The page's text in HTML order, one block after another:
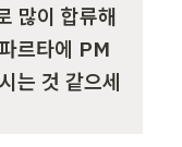
많이 합류해
르타에 PM
는 것 같으세